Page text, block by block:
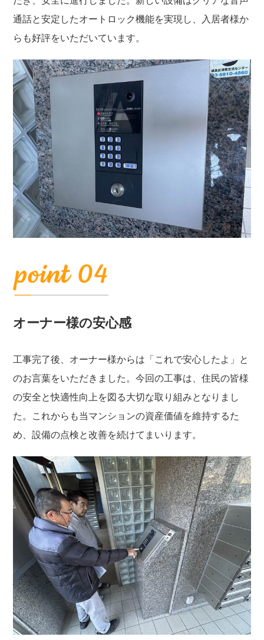
通話と安定したオートロック機能を実現し、入居者様か
らも好評をいただいています。
オーナー様の安心感
工事完了後、オーナー様からは「これで安心したよ」と
のお言葉をいただきました。今回の工事は、住民の皆様
の安全と快適性向上を図る大切な取り組みとなりまし
た。これからも当マンションの資産価値を維持するた
め、設備の点検と改善を続けてまいります。